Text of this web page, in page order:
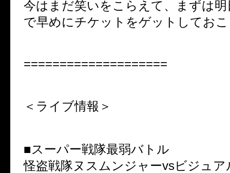
今はまだ笑いをこらえて、まずは明
で早めにチケットをゲットしてお
====================
＜ライブ情報＞
■スーパー戦隊最弱バトル
怪盗戦隊ヌスムンジャーvsビジュ